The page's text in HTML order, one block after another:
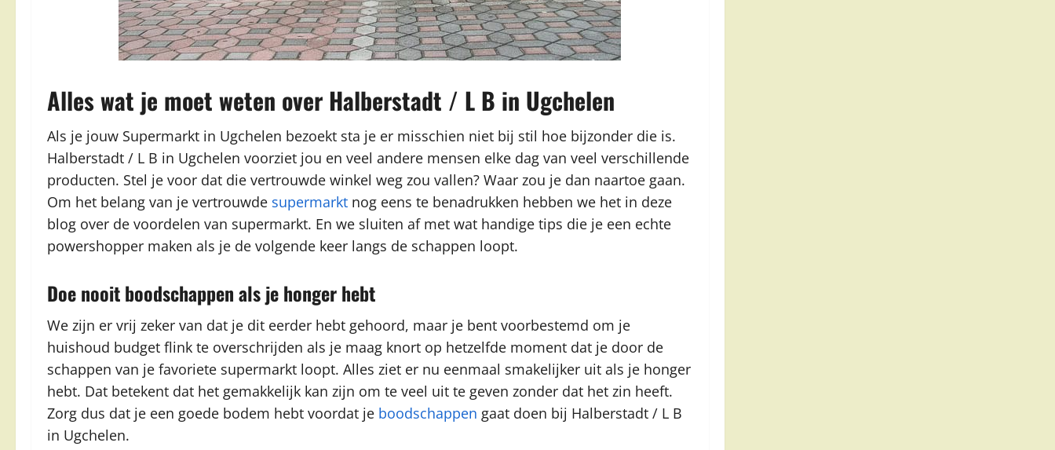
Alles wat je moet weten over Halberstadt / L B in Ugchelen
Als je jouw Supermarkt in Ugchelen bezoekt sta je er misschien niet bij stil hoe bijzonder die is.
Halberstadt / L B in Ugchelen voorziet jou en veel andere mensen elke dag van veel verschillende
producten. Stel je voor dat die vertrouwde winkel weg zou vallen? Waar zou je dan naartoe gaan.
Om het belang van je vertrouwde supermarkt nog eens te benadrukken hebben we het in deze
blog over de voordelen van supermarkt. En we sluiten af met wat handige tips die je een echte
powershopper maken als je de volgende keer langs de schappen loopt.
Doe nooit boodschappen als je honger hebt
We zijn er vrij zeker van dat je dit eerder hebt gehoord, maar je bent voorbestemd om je
huishoud budget flink te overschrijden als je maag knort op hetzelfde moment dat je door de
schappen van je favoriete supermarkt loopt. Alles ziet er nu eenmaal smakelijker uit als je honger
hebt. Dat betekent dat het gemakkelijk kan zijn om te veel uit te geven zonder dat het zin heeft.
Zorg dus dat je een goede bodem hebt voordat je boodschappen gaat doen bij Halberstadt / L B
in Ugchelen.